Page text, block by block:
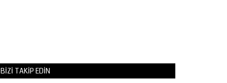
BIZI TAKIP EDIN